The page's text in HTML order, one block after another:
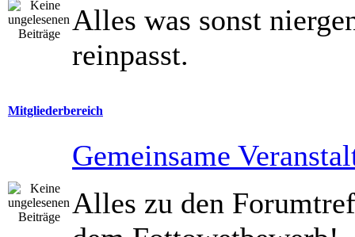
Alles was sonst
reinpasst.
Mitgliederbereich
Gemeinsame
Alles zu den